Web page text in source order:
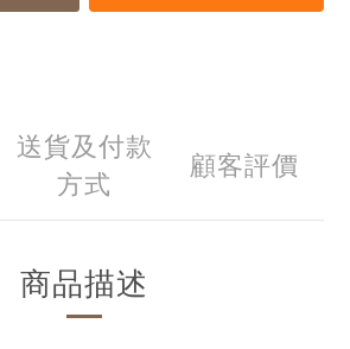
送貨及付款
方式
顧客評價
商品描述